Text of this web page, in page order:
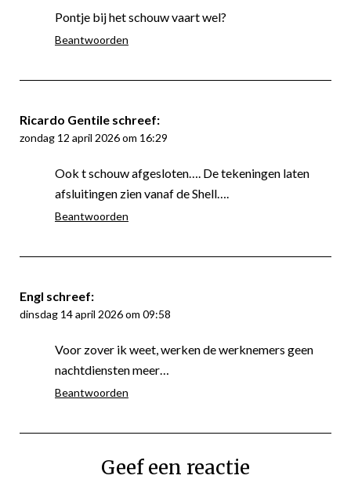
Pontje bij het schouw vaart wel?
Beantwoorden
Ricardo Gentile schreef:
zondag 12 april 2026 om 16:29
Ook t schouw afgesloten…. De tekeningen laten
afsluitingen zien vanaf de Shell….
Beantwoorden
Engl schreef:
dinsdag 14 april 2026 om 09:58
Voor zover ik weet, werken de werknemers geen
nachtdiensten meer…
Beantwoorden
Geef een reactie